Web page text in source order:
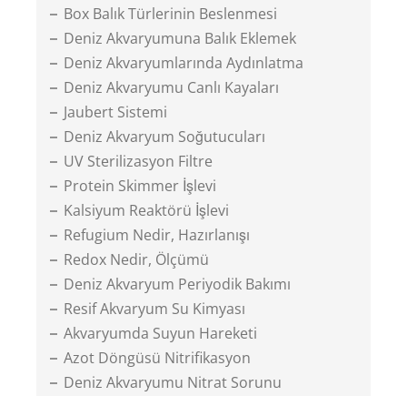
Box Balık Türlerinin Beslenmesi
Deniz Akvaryumuna Balık Eklemek
Deniz Akvaryumlarında Aydınlatma
Deniz Akvaryumu Canlı Kayaları
Jaubert Sistemi
Deniz Akvaryum Soğutucuları
UV Sterilizasyon Filtre
Protein Skimmer İşlevi
Kalsiyum Reaktörü İşlevi
Refugium Nedir, Hazırlanışı
Redox Nedir, Ölçümü
Deniz Akvaryum Periyodik Bakımı
Resif Akvaryum Su Kimyası
Akvaryumda Suyun Hareketi
Azot Döngüsü Nitrifikasyon
Deniz Akvaryumu Nitrat Sorunu